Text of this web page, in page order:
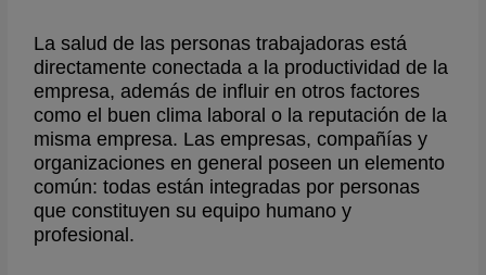
La salud de las personas trabajadoras está
directamente conectada a la productividad de la
empresa, además de influir en otros factores
como el buen clima laboral o la reputación de la
misma empresa. Las empresas, compañías y
organizaciones en general poseen un elemento
común: todas están integradas por personas
que constituyen su equipo humano y
profesional.